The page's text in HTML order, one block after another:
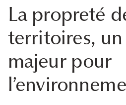
La propreté
territoires,
majeur pour